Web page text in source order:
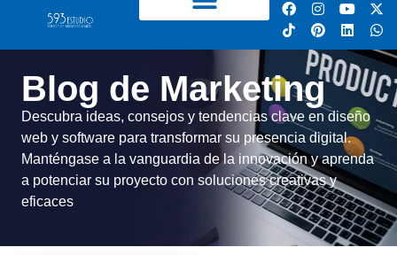
Blog de Marketing
Descubra ideas, consejos y tendencias clave en diseño
web y software para transformar su presencia digital.
Manténgase a la vanguardia de la innovación y aprenda
a potenciar su proyecto con soluciones creativas y
eficaces